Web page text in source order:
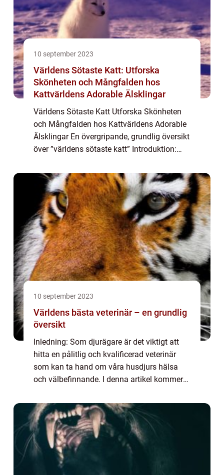
10 september 2023
Världens Sötaste Katt: Utforska
Skönheten och Mångfalden hos
Kattvärldens Adorable Älsklingar
Världens Sötaste Katt Utforska Skönheten
och Mångfalden hos Kattvärldens Adorable
Älsklingar En övergripande, grundlig översikt
över ”världens sötaste katt” Introduktion:
och elegans, men det ...
10 september 2023
Världens bästa veterinär – en grundlig
översikt
Inledning: Som djurägare är det viktigt att
hitta en pålitlig och kvalificerad veterinär
som kan ta hand om våra husdjurs hälsa
och välbefinnande. I denna artikel kommer
faktorerna som bidrar till att göra ...